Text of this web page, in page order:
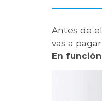
Antes de
vas a
En